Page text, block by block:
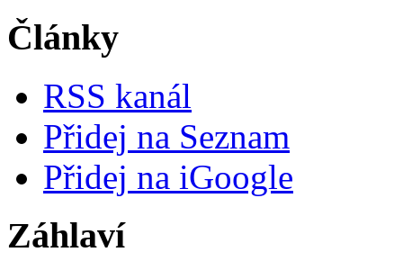
Články
RSS kanál
Přidej na Seznam
Přidej na iGoogle
Záhlaví